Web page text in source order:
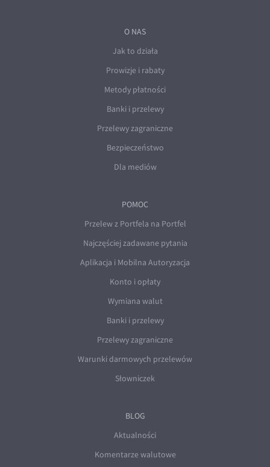
O NAS
Jak to działa
Prowizje i rabaty
Metody płatności
Banki i przelewy
Przelewy zagraniczne
Bezpieczeństwo
Dla mediów
POMOC
Przelew z Portfela na Portfel
Najczęściej zadawane pytania
Aplikacja i Mobilna Autoryzacja
Konto i opłaty
Wymiana walut
Banki i przelewy
Przelewy zagraniczne
Warunki darmowych przelewów
Słowniczek
BLOG
Aktualności
Komentarze walutowe